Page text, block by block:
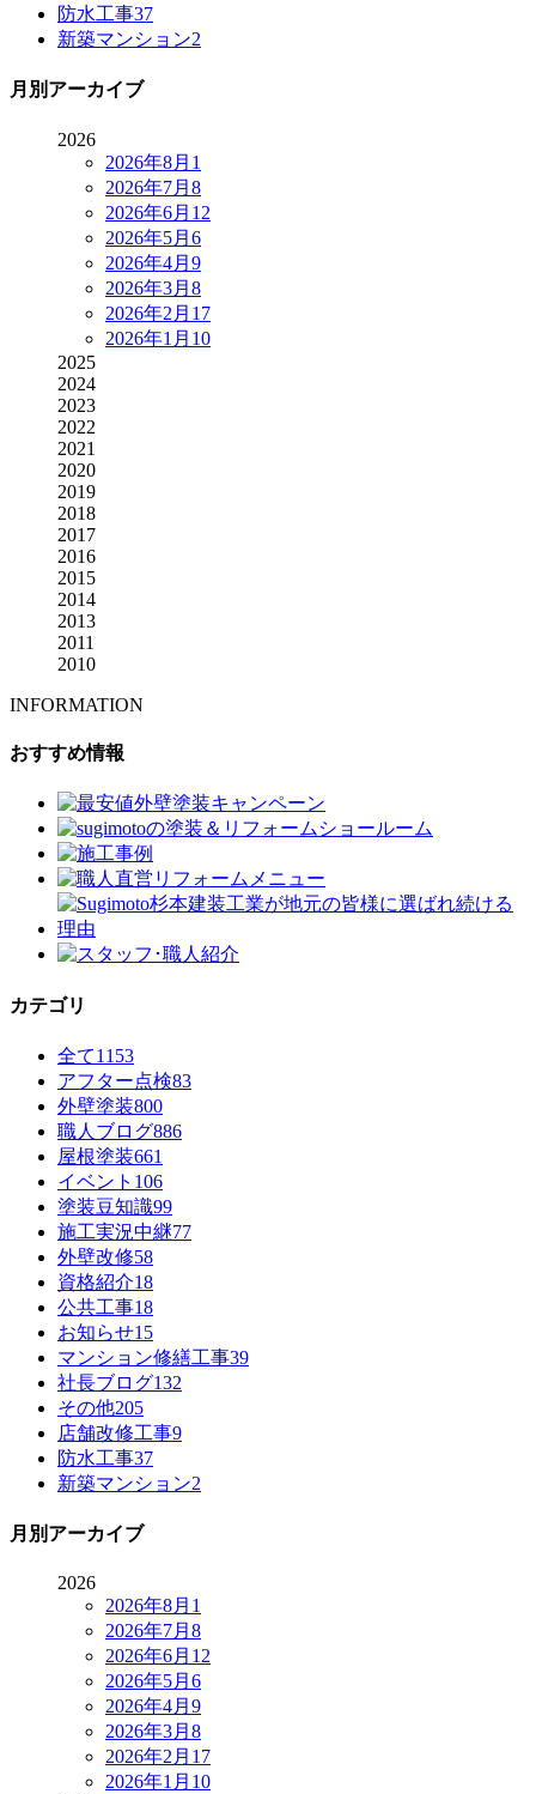
防水工事37
新築マンション2
月別アーカイブ
2026
2026年8月 1
2026年7月 8
2026年6月 12
2026年5月 6
2026年4月 9
2026年3月 8
2026年2月 17
2026年1月 10
2025
2024
2023
2022
2021
2020
2019
2018
2017
2016
2015
2014
2013
2011
2010
INFORMATION
おすすめ情報
カテゴリ
全て1153
アフター点検83
外壁塗装800
職人ブログ886
屋根塗装661
イベント 106
塗装豆知識99
施工実況中継77
外壁改修58
資格紹介18
公共工事18
お知らせ15
マンション修繕工事39
社長ブログ132
その他205
店舗改修工事9
防水工事37
新築マンション2
月別アーカイブ
2026
2026年8月 1
2026年7月 8
2026年6月 12
2026年5月 6
2026年4月 9
2026年3月 8
2026年2月 17
2026年1月 10